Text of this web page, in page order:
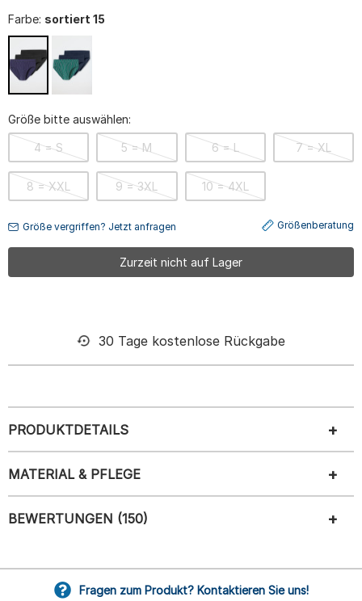
Farbe: sortiert 15
Größe bitte auswählen:
4 = S 5 = M 6 = L 7 = XL
8 = XXL 9 = 3XL 10 = 4XL
Größe vergriffen? Jetzt anfragen Größenberatung
Zurzeit nicht auf Lager
30 Tage kostenlose Rückgabe
PRODUKTDETAILS
MATERIAL & PFLEGE
BEWERTUNGEN (150)
Fragen zum Produkt? Kontaktieren Sie uns!